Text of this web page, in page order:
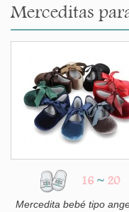
Merceditas
16 ~ 20
Mercedita bebé tipo